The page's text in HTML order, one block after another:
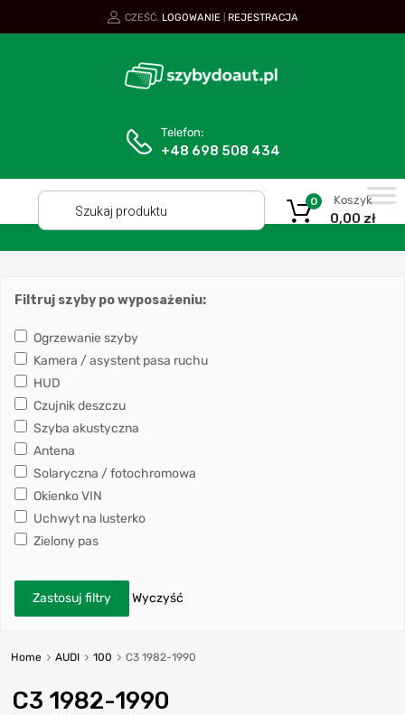
CZEŚĆ. LOGOWANIE REJESTRACJA
Telefon:
+48 698 508 434
Koszyk
0,00 zł
0
Filtruj szyby po wyposażeniu:
Ogrzewanie szyby
Kamera / asystent pasa ruchu
HUD
Czujnik deszczu
Szyba akustyczna
Antena
Solaryczna / fotochromowa
Okienko VIN
Uchwyt na lusterko
Zielony pas
Zastosuj filtry Wyczyść
Home AUDI 100 C3 1982-1990
C3 1982-1990